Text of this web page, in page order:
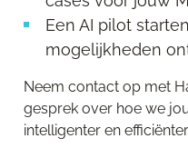
Een AI pilot
mogelijkheden
Neem contact op met
gesprek over hoe we
intelligenter en